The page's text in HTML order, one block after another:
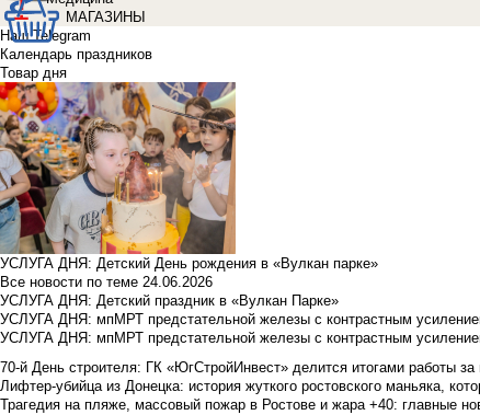
МАГАЗИНЫ
Наш Telegram
Календарь праздников
Товар дня
УСЛУГА ДНЯ: Детский День рождения в «Вулкан парке»
Все новости по теме 24.06.2026
УСЛУГА ДНЯ: Детский праздник в «Вулкан Парке»
УСЛУГА ДНЯ: мпМРТ предстательной железы с контрастным
УСЛУГА ДНЯ: мпМРТ предстательной железы с контрастным
70-й День строителя: ГК «ЮгСтройИнвест» делится итогами работы за
Лифтер-убийца из Донецка: история жуткого ростовского маньяка,
Трагедия на пляже, массовый пожар в Ростове и жара +40: главные